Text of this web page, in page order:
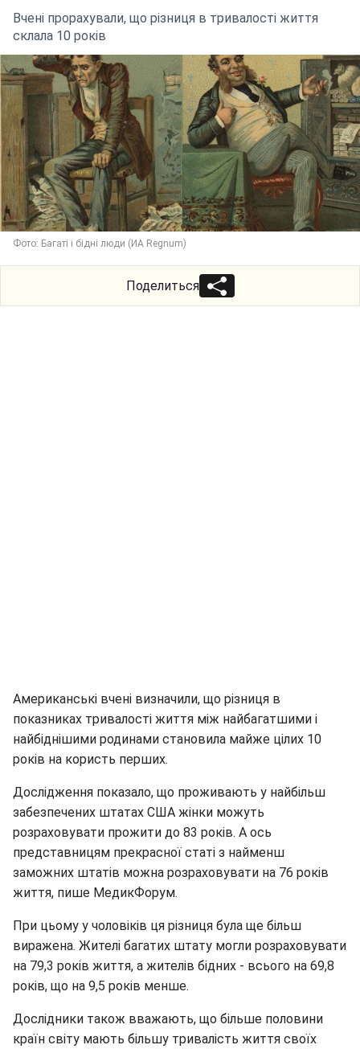
Вчені прорахували, що різниця в тривалості життя
склала 10 років
Фото: Багаті і бідні люди (ИА Regnum)
Поделиться
Американські вчені визначили, що різниця в
показниках тривалості життя між найбагатшими і
найбіднішими родинами становила майже цілих 10
років на користь перших.
Дослідження показало, що проживають у найбільш
забезпечених штатах США жінки можуть
розраховувати прожити до 83 років. А ось
представницям прекрасної статі з найменш
заможних штатів можна розраховувати на 76 років
життя, пише МедикФорум.
При цьому у чоловіків ця різниця була ще більш
виражена. Жителі багатих штату могли розраховувати
на 79,3 років життя, а жителів бідних - всього на 69,8
років, що на 9,5 років менше.
Дослідники також вважають, що більше половини
країн світу мають більшу тривалість життя своїх